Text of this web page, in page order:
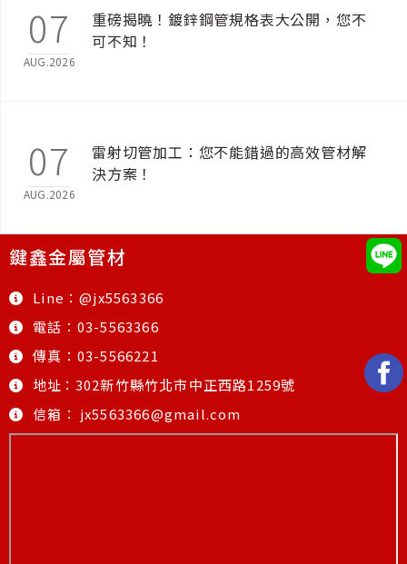
07
AUG.2026
重磅揭曉！鍍鋅鋼管規格表大公開，您不
可不知！
07
AUG.2026
雷射切管加工：您不能錯過的高效管材解
決方案！
鍵鑫金屬管材
Line：@jx5563366
電話：03-5563366
傳真：03-5566221
地址： 302新竹縣竹北市中正西路1259號
信箱： jx5563366@gmail.com